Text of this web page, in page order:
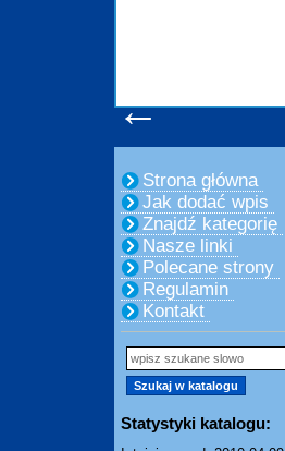
←
Strona główna
Jak dodać wpis
Znajdź kategorię
Nasze linki
Polecane strony
Regulamin
Kontakt
Statystyki katalogu: